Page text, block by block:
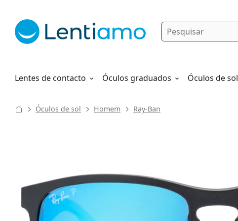
Pesquisar
Lentes de contacto
Líquidos Óculos graduados Óculos de sol
Como fazer um pedido
Óculos de sol Homem Ray-Ban